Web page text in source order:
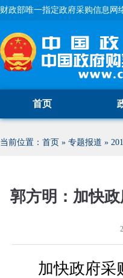
财政部唯一指定政府采购信息网
首页
当前位置： 首页 » 专题报道 »
郭方明：加快
加快政府采